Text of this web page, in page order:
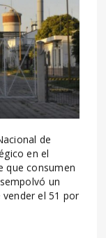
de
en el
que consumen
un
el 51 por